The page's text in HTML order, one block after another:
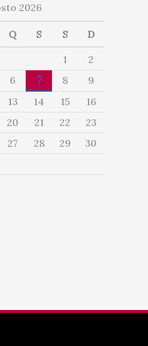
2026
Q S S D
1
2
6 7 8
9
13 14 15
16
20 21 22
23
27 28 29
30